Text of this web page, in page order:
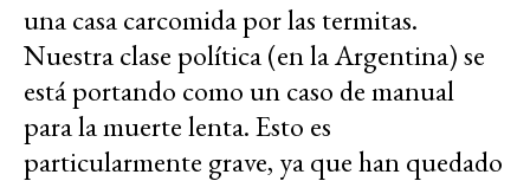
una casa carcomida por las termitas.
Nuestra clase política (en la Argentina) se
está portando como un caso de manual
para la muerte lenta. Esto es
particularmente grave, ya que han quedado